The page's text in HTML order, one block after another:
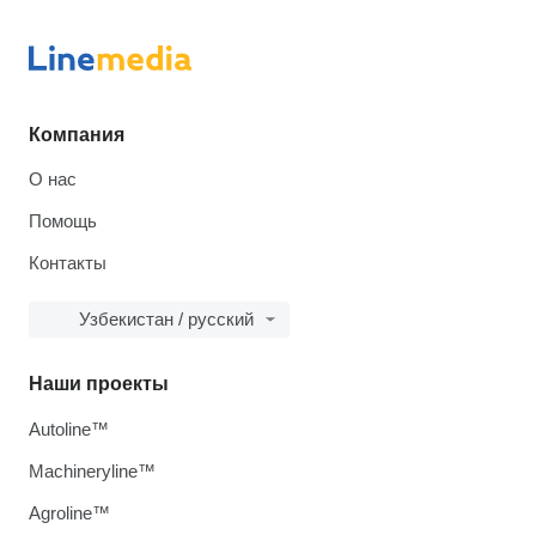
Компания
О нас
Помощь
Контакты
Узбекистан / русский
Наши проекты
Autoline™
Machineryline™
Agroline™